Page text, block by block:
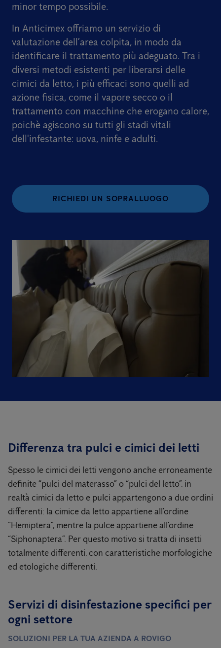
minor tempo possibile.
In Anticimex offriamo un servizio di
valutazione dell’area colpita, in modo da
identificare il trattamento più adeguato. Tra i
diversi metodi esistenti per liberarsi delle
cimici da letto, i più efficaci sono quelli ad
azione fisica, come il vapore secco o il
trattamento con macchine che erogano calore,
poichè agiscono su tutti gli stadi vitali
dell'infestante: uova, ninfe e adulti.
RICHIEDI UN SOPRALLUOGO
Differenza tra pulci e cimici dei letti
Spesso le cimici dei letti vengono anche erroneamente
definite “pulci del materasso” o “pulci del letto”, in
realtà cimici da letto e pulci appartengono a due ordini
differenti: la cimice da letto appartiene all’ordine
“Hemiptera”, mentre la pulce appartiene all’ordine
“Siphonaptera”. Per questo motivo si tratta di insetti
totalmente differenti, con caratteristiche morfologiche
ed etologiche differenti.
Servizi di disinfestazione specifici per
ogni settore
SOLUZIONI PER LA TUA AZIENDA A ROVIGO